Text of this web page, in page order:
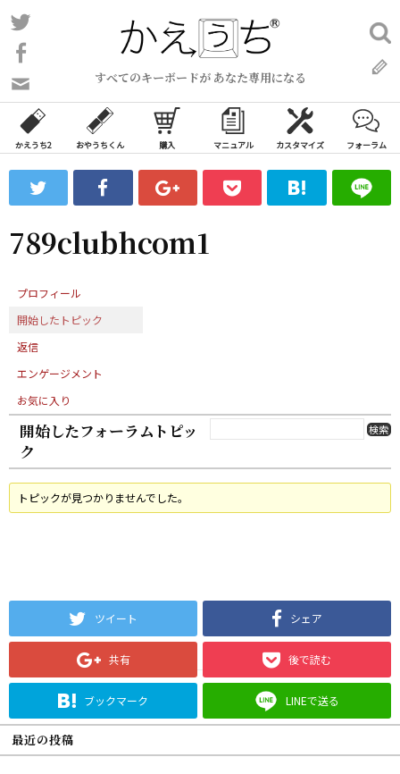
コ
ン
ン
ツ
ス
ッ
プ
すべてのキーボードが あなた専用になる
い
合
わ
フ
ォ
ム
検
索:
かえうち2 おやうちくん 購入 マニュアル カスタマイズ フォーラム
789clubhcom1
プロフィール
開始したトピック
返信
エンゲージメント
お気に入り
開始したフォーラムトピッ
ク
トピックが見つかりませんでした。
ツイート シェア
共有 後で読む
ブックマーク LINEで送る
最近の投稿